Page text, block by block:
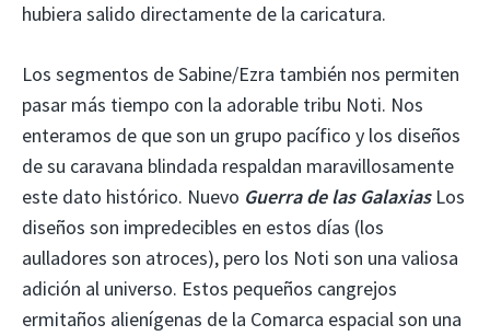
hubiera salido directamente de la caricatura.
Los segmentos de Sabine/Ezra también nos permiten
pasar más tiempo con la adorable tribu Noti. Nos
enteramos de que son un grupo pacífico y los diseños
de su caravana blindada respaldan maravillosamente
este dato histórico. Nuevo Guerra de las GalaxiasLos
diseños son impredecibles en estos días (los
aulladores son atroces), pero los Noti son una valiosa
adición al universo. Estos pequeños cangrejos
ermitaños alienígenas de la Comarca espacial son una